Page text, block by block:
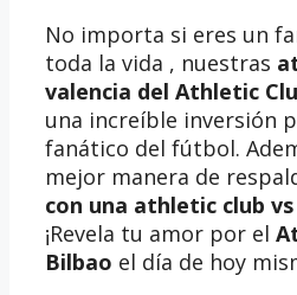
No importa si eres un
toda la vida , nuestras
valencia del Athletic
una increíble inversión
fanático del fútbol.
mejor manera de
con una athletic club
¡Revela tu amor por el
Bilbao el día de hoy